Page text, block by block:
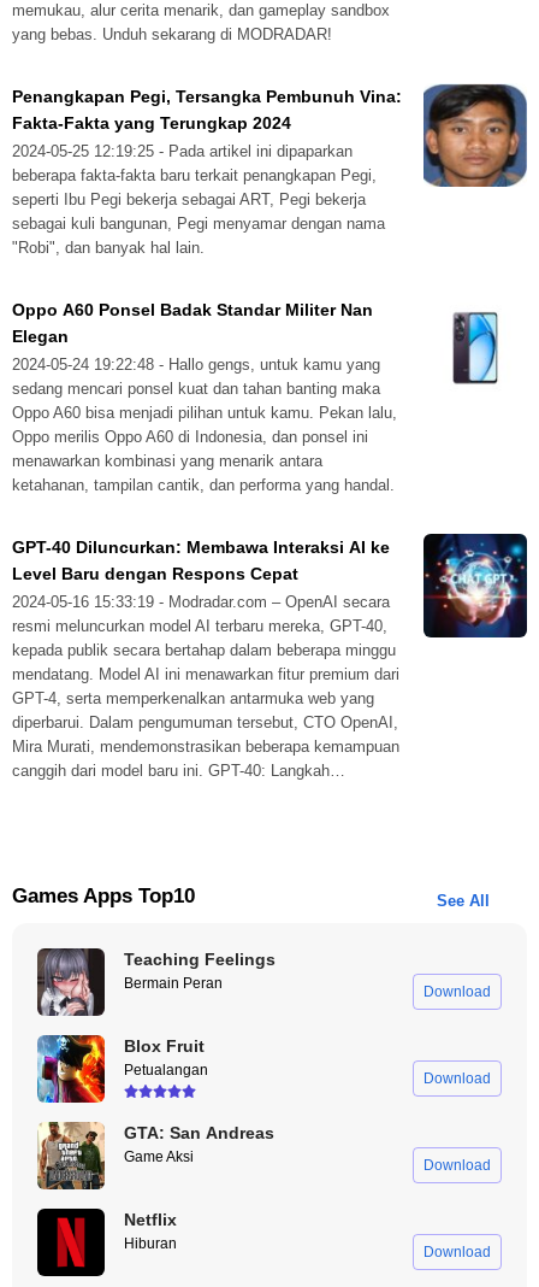
memukau, alur cerita menarik, dan gameplay sandbox
yang bebas. Unduh sekarang di MODRADAR!
Penangkapan Pegi, Tersangka Pembunuh Vina:
Fakta-Fakta yang Terungkap 2024
2024-05-25 12:19:25 - Pada artikel ini dipaparkan
beberapa fakta-fakta baru terkait penangkapan Pegi,
seperti Ibu Pegi bekerja sebagai ART, Pegi bekerja
sebagai kuli bangunan, Pegi menyamar dengan nama
"Robi", dan banyak hal lain.
Oppo A60 Ponsel Badak Standar Militer Nan
Elegan
2024-05-24 19:22:48 - Hallo gengs, untuk kamu yang
sedang mencari ponsel kuat dan tahan banting maka
Oppo A60 bisa menjadi pilihan untuk kamu. Pekan lalu,
Oppo merilis Oppo A60 di Indonesia, dan ponsel ini
menawarkan kombinasi yang menarik antara
ketahanan, tampilan cantik, dan performa yang handal.
GPT-40 Diluncurkan: Membawa Interaksi AI ke
Level Baru dengan Respons Cepat
2024-05-16 15:33:19 - Modradar.com – OpenAI secara
resmi meluncurkan model AI terbaru mereka, GPT-40,
kepada publik secara bertahap dalam beberapa minggu
mendatang. Model AI ini menawarkan fitur premium dari
GPT-4, serta memperkenalkan antarmuka web yang
diperbarui. Dalam pengumuman tersebut, CTO OpenAI,
Mira Murati, mendemonstrasikan beberapa kemampuan
canggih dari model baru ini. GPT-40: Langkah…
Games Apps Top10 See All
Teaching Feelings
Bermain Peran Download
Blox Fruit
Petualangan Download
GTA: San Andreas
Game Aksi Download
Netflix
Hiburan Download